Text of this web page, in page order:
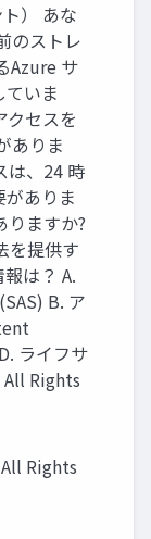
） あな
のストレ
Azure サ
いま
クセスを
ありま
は、24 時
ありま
りますか?
を提供す
は？ A.
B. ア
ライフサ
Rights
Rights